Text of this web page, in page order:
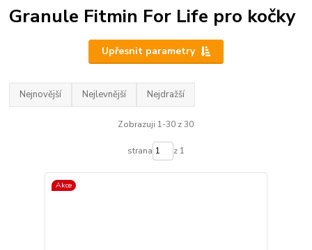
Granule Fitmin For Life pro kočky
Upřesnit parametry
Nejnovější Nejlevnější Nejdražší
Zobrazuji 1-30 z 30
strana z 1
Akce